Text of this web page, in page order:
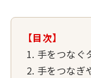
【目次】
手をつなぐ
手をつなぎ